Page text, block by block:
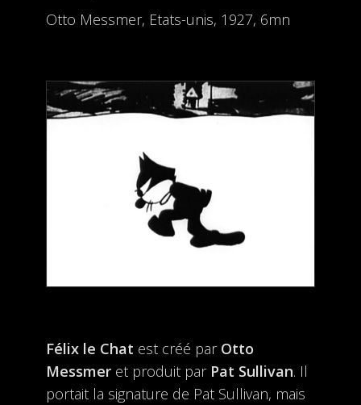
Otto Messmer, Etats-unis, 1927, 6mn
Félix le Chat est créé par Otto
Messmeret produit par Pat Sullivan. Il
portait la signature de Pat Sullivan, mais